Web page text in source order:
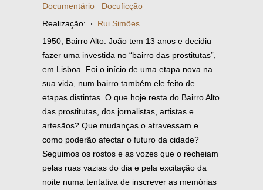
Documentário
Docuficção
Realização: · Rui Simões
1950, Bairro Alto. João tem 13 anos e decidiu
fazer uma investida no “bairro das prostitutas”,
em Lisboa. Foi o início de uma etapa nova na
sua vida, num bairro também ele feito de
etapas distintas. O que hoje resta do Bairro Alto
das prostitutas, dos jornalistas, artistas e
artesãos? Que mudanças o atravessam e
como poderão afectar o futuro da cidade?
Seguimos os rostos e as vozes que o recheiam
pelas ruas vazias do dia e pela excitação da
noite numa tentativa de inscrever as memórias